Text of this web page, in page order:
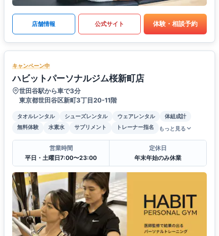
店舗情報 公式サイト 体験・相談予約
キャンペーン中
ハビットパーソナルジム桜新町店
世田谷駅から車で3分
東京都世田谷区新町3丁目20-11階
タオルレンタル シューズレンタル ウェアレンタル
体組成計
無料体験
水素水 サプリメント トレーナー指名 もっと見る
営業時間
平日・土曜日7:00〜23:00
定休日
年末年始のみ休業